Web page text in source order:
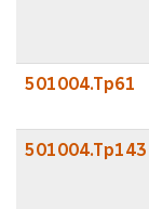
501004.Tp61
501004.Tp143